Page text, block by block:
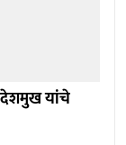
यांचे